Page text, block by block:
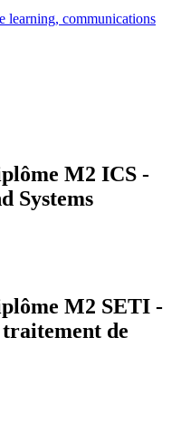
learning, communications
M2 ICS -
Systems
M2 SETI -
traitement de